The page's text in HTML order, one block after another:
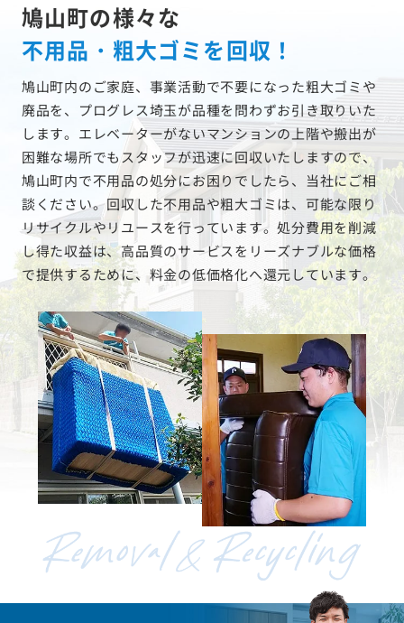
鳩山町の様々な
不用品・粗大ゴミを回収！
鳩山町内のご家庭、事業活動で不要になった粗大ゴミや
廃品を、プログレス埼玉が品種を問わずお引き取りいた
します。エレベーターがないマンションの上階や搬出が
困難な場所でもスタッフが迅速に回収いたしますので、
鳩山町内で不用品の処分にお困りでしたら、当社にご相
談ください。回収した不用品や粗大ゴミは、可能な限り
リサイクルやリユースを行っています。処分費用を削減
し得た収益は、高品質のサービスをリーズナブルな価格
で提供するために、料金の低価格化へ還元しています。